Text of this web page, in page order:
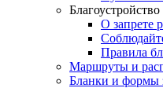
Благоустройство
О запрете
Правила
Маршруты и
Бланки и формы